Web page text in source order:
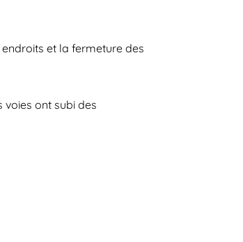
et la fermeture des
voies ont subi des